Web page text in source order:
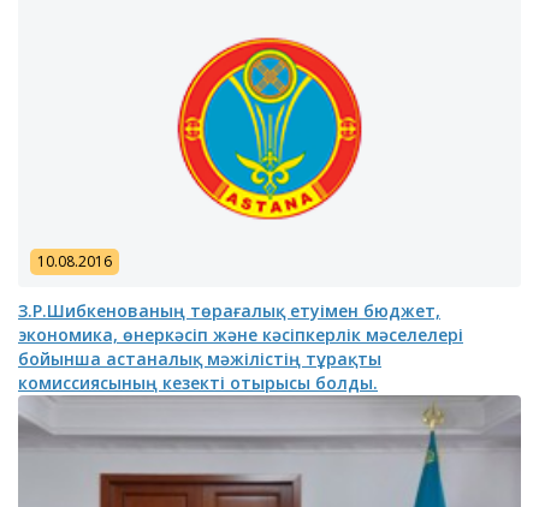
10.08.2016
З.Р.Шибкенованың төрағалық етуімен бюджет,
экономика, өнеркәсіп және кәсіпкерлік мәселелері
бойынша астаналық мәжілістің тұрақты
комиссиясының кезекті отырысы болды.